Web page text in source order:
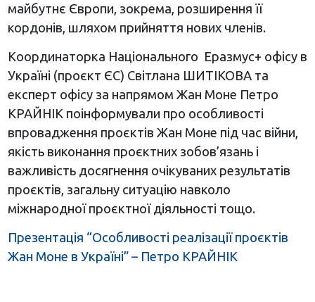
майбутнє Європи, зокрема, розширення її
кордонів, шляхом прийняття нових членів.
Координаторка Національного Еразмус+ офісу в
Україні (проєкт ЄС) Світлана ШИТІКОВА та
експерт офісу за напрямом Жан Моне Петро
КРАЙНІК поінформували про особливості
впровадження проєктів Жан Моне під час війни,
якість виконання проєктних зобов’язань і
важливість досягнення очікуваних результатів
проєктів, загальну ситуацію навколо
міжнародної проєктної діяльності тощо.
Презентація “Особливості реалізації проєктів
Жан Моне в Україні” – Петро КРАЙНІК